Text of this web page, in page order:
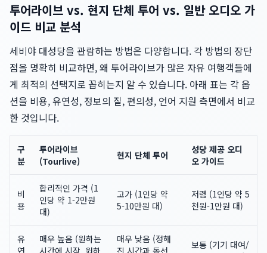
투어라이브 vs. 현지 단체 투어 vs. 일반 오디오 가
이드 비교 분석
세비야 대성당을 관람하는 방법은 다양합니다. 각 방법의 장단
점을 명확히 비교하면, 왜 투어라이브가 많은 자유 여행객들에
게 최적의 선택지로 꼽히는지 알 수 있습니다. 아래 표는 각 옵
션을 비용, 유연성, 정보의 질, 편의성, 언어 지원 측면에서 비교
한 것입니다.
구
분
투어라이브
(Tourlive)
현지 단체 투어
성당 제공 오디
오 가이드
비
용
합리적인 가격 (1
인당 약 1-2만원
대)
고가 (1인당 약
5-10만원 대)
저렴 (1인당 약 5
천원-1만원 대)
유
연
매우 높음 (원하는
시간에 시작, 원하
매우 낮음 (정해
진 시간과 동선
보통 (기기 대여/